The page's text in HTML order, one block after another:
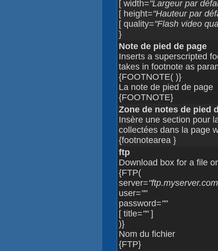
[ width="Largeur par
[ height="Hauteur par
[ quality="Flash video
}
Note de pied de page
Inserts a superscripted
takes in footnote as
{FOOTNOTE( )}
La note de pied de page
{FOOTNOTE}
Zone de notes de pied
Insère une section pour
collectées dans la page
{footnotearea }
ftp
Download box for a file
{FTP(
server=
user=""
password=""
[ title=""]
)}
Nom du fichier
{FTP}